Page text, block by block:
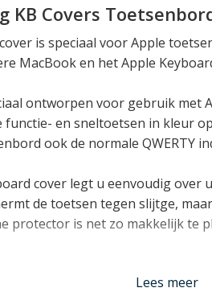
KB Covers
is speciaal voor Apple
MacBook en het Apple
ontworpen voor gebruik met
functie- en sneltoetsen in kleur
ook de normale QWERTY
cover legt u eenvoudig over
de toetsen tegen slijtge,
protector is net zo makkelijk te
Lees minder
Lees meer